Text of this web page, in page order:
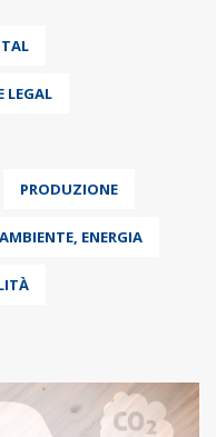
LEGAL
PRODUZIONE
ENERGIA